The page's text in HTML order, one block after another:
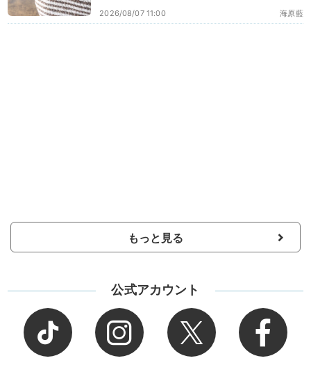
海原藍
2026/08/07 11:00
もっと見る
公式アカウント